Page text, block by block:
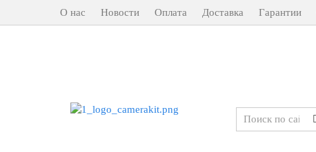
О нас Новости Оплата Доставка Гарантии